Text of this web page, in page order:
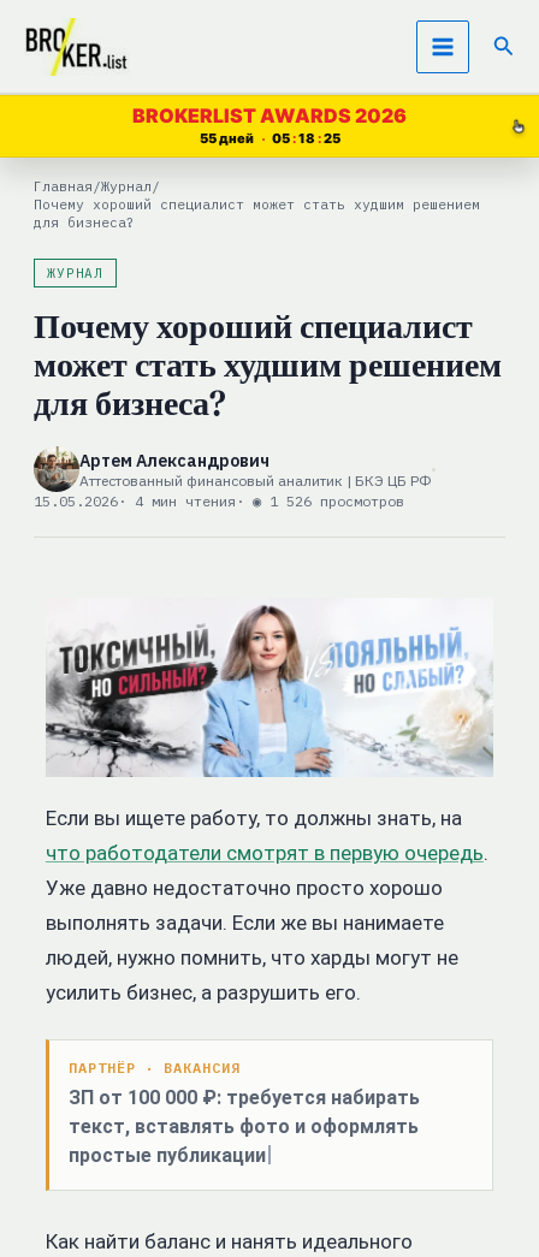
Перейти
содержимому
BROKERLIST AWARDS 2026
55 дней 05 18 24
Главная /Журнал /
Почему хороший специалист может стать худшим решением
для бизнеса?
ЖУРНАЛ
Почему хороший специалист
может стать худшим решением
для бизнеса?
Артем Александрович
Аттестованный финансовый аналитик | БКЭ ЦБ РФ
15.05.2026· 4 мин чтения · ◉ 1 526 просмотров
Если вы ищете работу, то должны знать, на
что работодатели смотрят в первую очередь.
Уже давно недостаточно просто хорошо
выполнять задачи. Если же вы нанимаете
людей, нужно помнить, что харды могут не
усилить бизнес, а разрушить его.
ПАРТНЁР · ВАКАНСИЯ
ЗП от 100 000 ₽: требуется набирать
текст, вставлять фото и оформлять
простые публикации
Как найти баланс и нанять идеального